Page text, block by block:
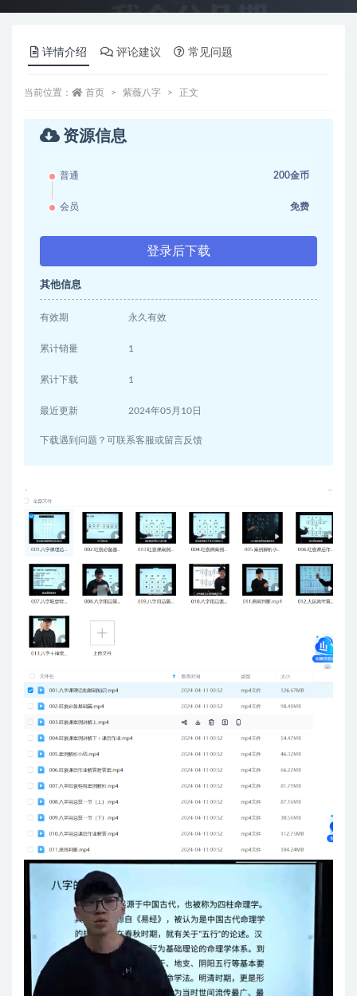
详情介绍 评论建议 常见问题
当前位置： 首页 紫薇八字 正文
资源信息
普通 200金币
会员 免费
登录后下载
其他信息
有效期 永久有效
累计销量 1
累计下载 1
最近更新 2024年05月10日
下载遇到问题？可联系客服或留言反馈